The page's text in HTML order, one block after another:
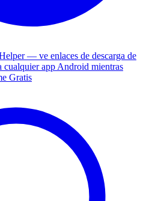
— ve enlaces de descarga de
cualquier app Android mientras
Gratis